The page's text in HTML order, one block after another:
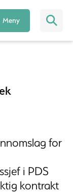
Meny
for
i PDS
kontrakt